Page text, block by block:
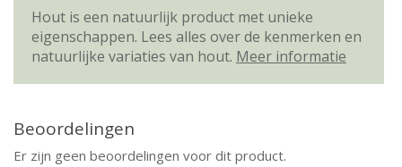
Hout is een natuurlijk product met unieke
eigenschappen. Lees alles over de kenmerken en
natuurlijke variaties van hout. Meer informatie
Beoordelingen
Er zijn geen beoordelingen voor dit product.